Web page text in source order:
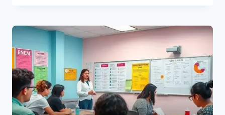
TRANSFORME
SEUS
ESTUDOS
PASSE!